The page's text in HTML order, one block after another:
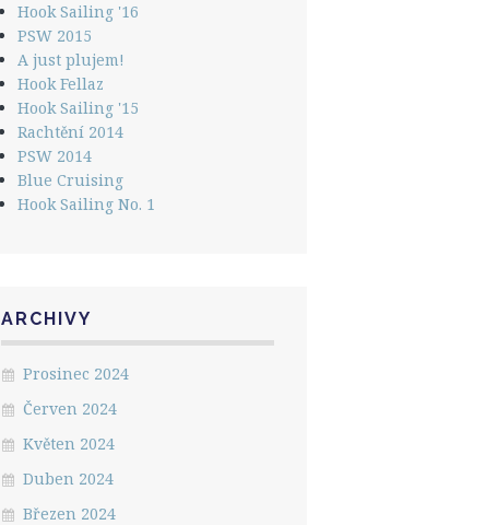
Hook Sailing '16
PSW 2015
A just plujem!
Hook Fellaz
Hook Sailing '15
Rachtění 2014
PSW 2014
Blue Cruising
Hook Sailing No. 1
ARCHIVY
Prosinec 2024
Červen 2024
Květen 2024
Duben 2024
Březen 2024